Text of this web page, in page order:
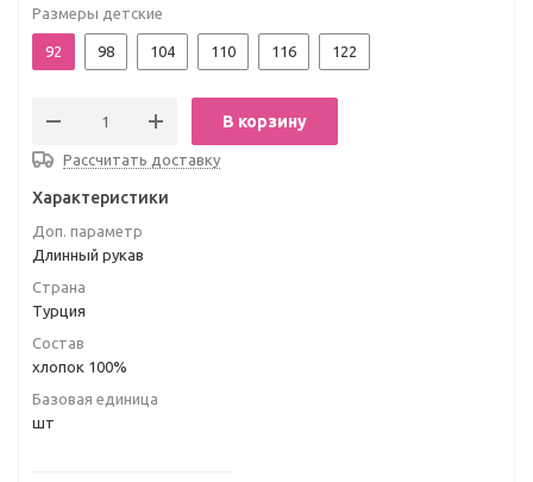
Размеры детские
92 98 104 110 116 122
В корзину
Рассчитать доставку
Характеристики
Доп. параметр
Длинный рукав
Страна
Турция
Состав
хлопок 100%
Базовая единица
шт